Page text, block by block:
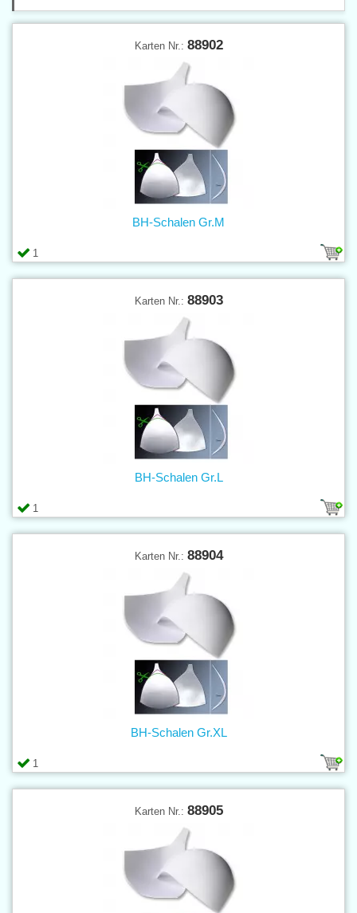
Karten Nr.: 88902
1
BH-Schalen Gr.M
Karten Nr.: 88903
1
BH-Schalen Gr.L
Karten Nr.: 88904
1
BH-Schalen Gr.XL
Karten Nr.: 88905